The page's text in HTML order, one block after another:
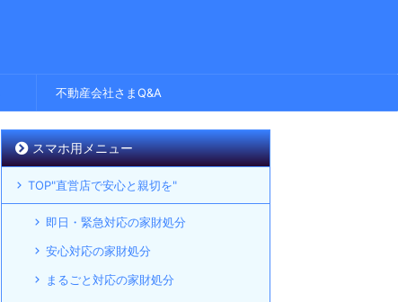
不動産会社さまQ&A
スマホ用メニュー
TOP"直営店で安心と親切を"
即日・緊急対応の家財処分
安心対応の家財処分
まるごと対応の家財処分